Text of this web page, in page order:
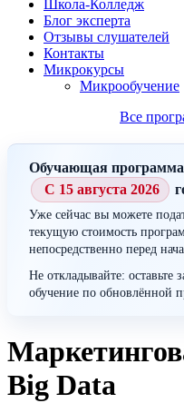
Школа-Колледж
Блог эксперта
Отзывы слушателей
Контакты
Микрокурсы
Микрообучение
Все
Обучающая программа
С 15 августа 2026
Уже сейчас вы можете
текущую стоимость
непосредственно перед
Не откладывайте: оставьте
обучение по обновлённой
Big Data